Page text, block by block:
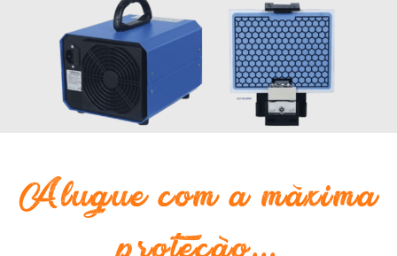
Alugue com a máxima